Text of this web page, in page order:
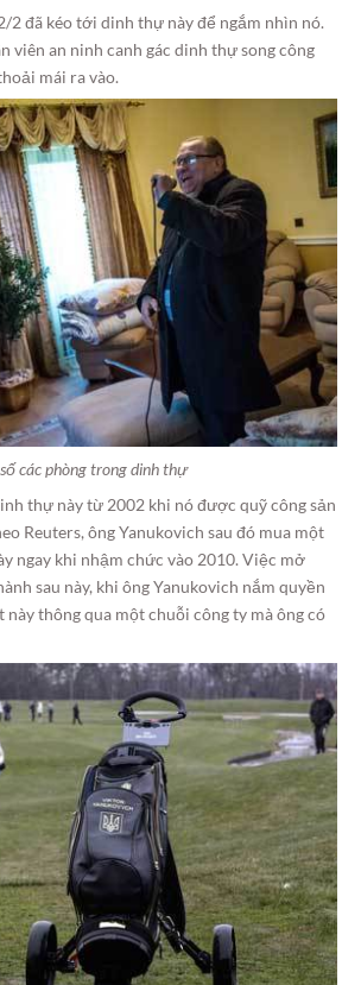
2 đã kéo tới dinh thự này để ngắm nhìn nó.
viên an ninh canh gác dinh thự song công
mái ra vào.
các phòng trong dinh thự
thự này từ 2002 khi nó được quỹ công sản
Reuters, ông Yanukovich sau đó mua một
ngay khi nhậm chức vào 2010. Việc mở
sau này, khi ông Yanukovich nắm quyền
này thông qua một chuỗi công ty mà ông có